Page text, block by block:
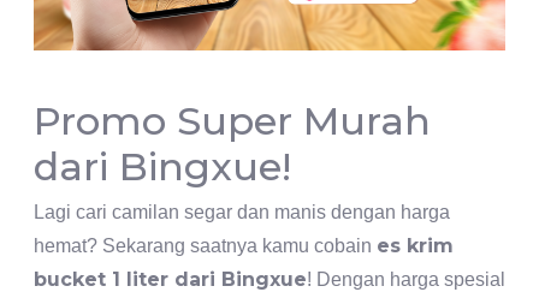
Promo Super Murah
dari Bingxue!
Lagi cari camilan segar dan manis dengan harga
hemat? Sekarang saatnya kamu cobain es krim
bucket 1 liter dari Bingxue! Dengan harga spesial